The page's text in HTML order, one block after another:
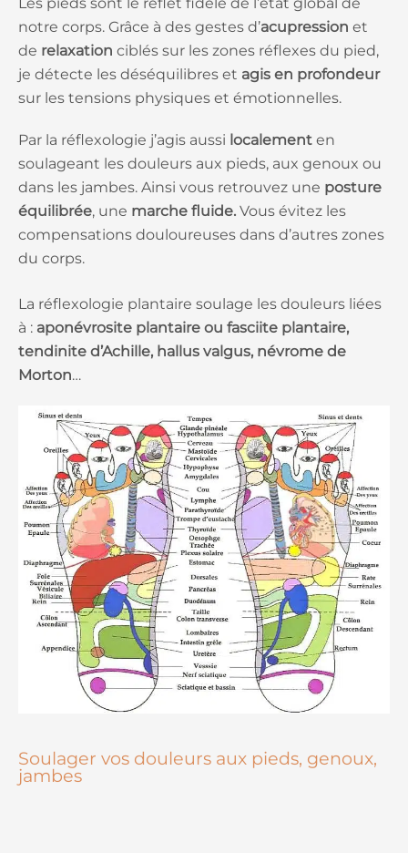
notre corps. Grâce à des gestes d’acupression et
de relaxation ciblés sur les zones réflexes du pied,
je détecte les déséquilibres et agis en profondeur
sur les tensions physiques et émotionnelles.
Par la réflexologie j’agis aussi localement en
soulageant les douleurs aux pieds, aux genoux ou
dans les jambes. Ainsi vous retrouvez une posture
équilibrée, une marche fluide. Vous évitez les
compensations douloureuses dans d’autres zones
du corps.
La réflexologie plantaire soulage les douleurs liées
à : aponévrosite plantaire ou fasciite plantaire,
tendinite d’Achille, hallus valgus, névrome de
Morton…
Soulager vos douleurs aux pieds, genoux,
jambes